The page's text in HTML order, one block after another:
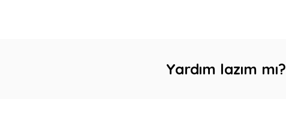
Yardım lazım mı?